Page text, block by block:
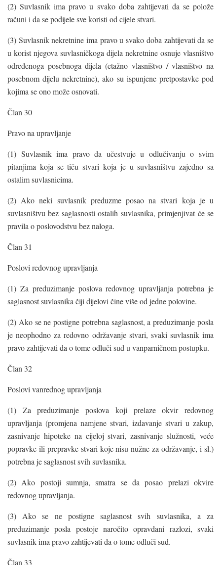
(2) Suvlasnik ima pravo u svako doba zahtijevati da se polože
računi i da se podijele sve koristi od cijele stvari.
(3) Suvlasnik nekretnine ima pravo u svako doba zahtijevati da se
u korist njegova suvlasničkoga dijela nekretnine osnuje vlasništvo
određenoga posebnoga dijela (etažno vlasništvo / vlasništvo na
posebnom dijelu nekretnine), ako su ispunjene pretpostavke pod
kojima se ono može osnovati.
Član 30
Pravo na upravljanje
(1) Suvlasnik ima pravo da učestvuje u odlučivanju o svim
pitanjima koja se tiču stvari koja je u suvlasništvu zajedno sa
ostalim suvlasnicima.
(2) Ako neki suvlasnik preduzme posao na stvari koja je u
suvlasništvu bez saglasnosti ostalih suvlasnika, primjenjivat će se
pravila o poslovodstvu bez naloga.
Član 31
Poslovi redovnog upravljanja
(1) Za preduzimanje poslova redovnog upravljanja potrebna je
saglasnost suvlasnika čiji dijelovi čine više od jedne polovine.
(2) Ako se ne postigne potrebna saglasnost, a preduzimanje posla
je neophodno za redovno održavanje stvari, svaki suvlasnik ima
pravo zahtijevati da o tome odluči sud u vanparničnom postupku.
Član 32
Poslovi vanrednog upravljanja
(1) Za preduzimanje poslova koji prelaze okvir redovnog
upravljanja (promjena namjene stvari, izdavanje stvari u zakup,
zasnivanje hipoteke na cijeloj stvari, zasnivanje služnosti, veće
popravke ili prepravke stvari koje nisu nužne za održavanje, i sl.)
potrebna je saglasnost svih suvlasnika.
(2) Ako postoji sumnja, smatra se da posao prelazi okvire
redovnog upravljanja.
(3) Ako se ne postigne saglasnost svih suvlasnika, a za
preduzimanje posla postoje naročito opravdani razlozi, svaki
suvlasnik ima pravo zahtijevati da o tome odluči sud.
Član 33